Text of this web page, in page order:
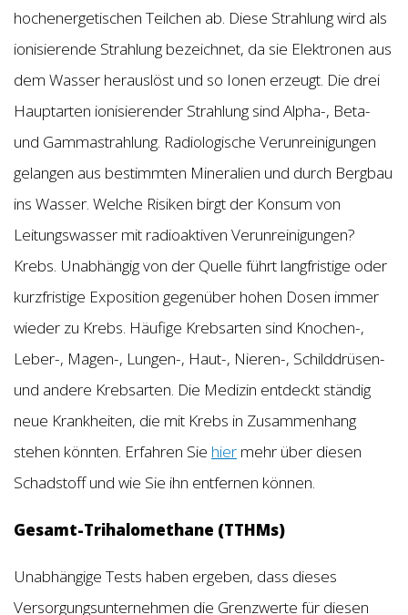
hochenergetischen Teilchen ab. Diese Strahlung wird als
ionisierende Strahlung bezeichnet, da sie Elektronen aus
dem Wasser herauslöst und so Ionen erzeugt. Die drei
Hauptarten ionisierender Strahlung sind Alpha-, Beta-
und Gammastrahlung. Radiologische Verunreinigungen
gelangen aus bestimmten Mineralien und durch Bergbau
ins Wasser. Welche Risiken birgt der Konsum von
Leitungswasser mit radioaktiven Verunreinigungen?
Krebs. Unabhängig von der Quelle führt langfristige oder
kurzfristige Exposition gegenüber hohen Dosen immer
wieder zu Krebs. Häufige Krebsarten sind Knochen-,
Leber-, Magen-, Lungen-, Haut-, Nieren-, Schilddrüsen-
und andere Krebsarten. Die Medizin entdeckt ständig
neue Krankheiten, die mit Krebs in Zusammenhang
stehen könnten. Erfahren Sie hier mehr über diesen
Schadstoff und wie Sie ihn entfernen können.
Gesamt-Trihalomethane (TTHMs)
Unabhängige Tests haben ergeben, dass dieses
Versorgungsunternehmen die Grenzwerte für diesen